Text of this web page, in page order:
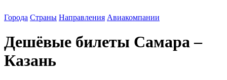
Города Страны Направления Авиакомпании
Дешёвые билеты Самара –
Казань